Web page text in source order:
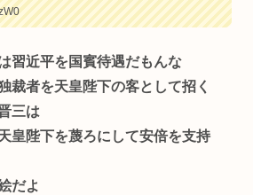
習近平を国賓待遇だもんな
裁者を天皇陛下の客として招く
三は
皇陛下を蔑ろにして安倍を支持
だよ